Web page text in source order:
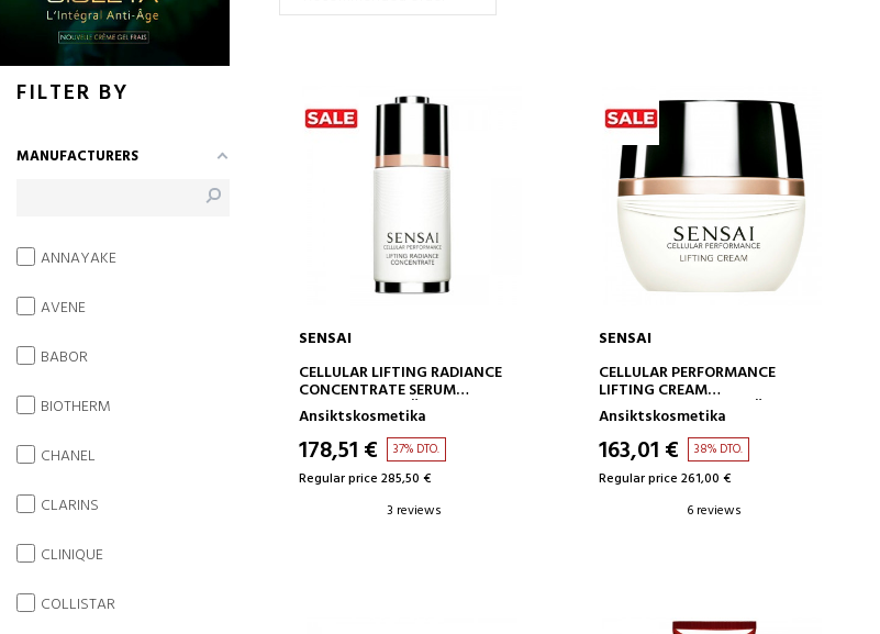
ADD TO CART
SENSAI
CELLULAR LIFTING RADIANCE
CONCENTRATE SERUM
KONCENTRAT FÖR FASTHET
OCH LYSTER
Ansiktskosmetika
178,51 € 37% DTO.
Regular price 285,50 €
3 reviews
ADD TO CART
SENSAI
CELLULAR PERFORMANCE
LIFTING CREAM
LYFTANDE ANSIKTSKRÄM
Ansiktskosmetika
163,01 € 38% DTO.
Regular price 261,00 €
6 reviews
FILTER BY
MANUFACTURERS
ANNAYAKE
AVENE
BABOR
BIOTHERM
CHANEL
CLARINS
CLINIQUE
COLLISTAR